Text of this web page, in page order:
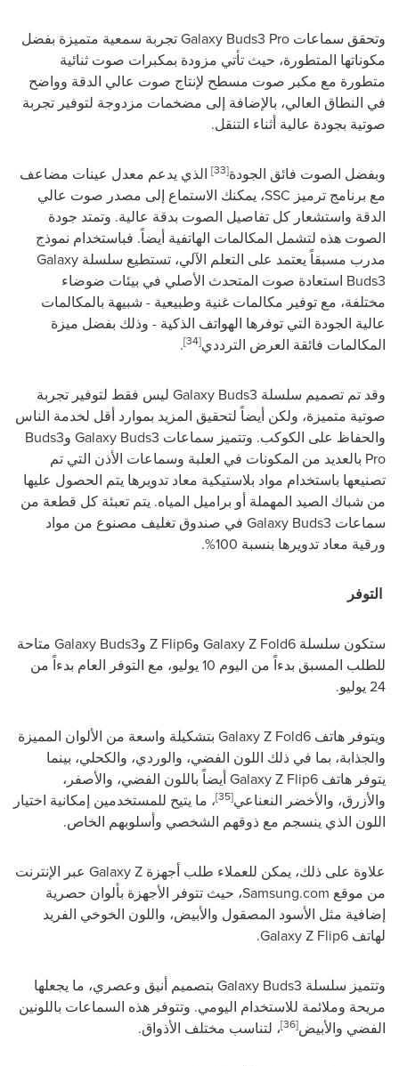
وتحقق سماعات Galaxy Buds3 Proتجربة سمعية متميزة بفضل
مكوناتها المتطورة، حيث تأتي مزودة بمكبرات صوت ثنائية
متطورة مع مكبر صوت مسطح لإنتاج صوت عالي الدقة وواضح
في النطاق العالي، بالإضافة إلى مضخمات مزدوجة لتوفير تجربة
صوتية بجودة عالية أثناء التنقل.
وبفضل الصوت فائق الجودة[33]
الذي يدعم معدل عينات مضاعف
مع برنامج ترميز SSC، يمكنك الاستماع إلى مصدر صوت عالي
الدقة واستشعار كل تفاصيل الصوت بدقة عالية. وتمتد جودة
الصوت هذه لتشمل المكالمات الهاتفية أيضاً. فباستخدام نموذج
مدرب مسبقاً يعتمد على التعلم الآلي، تستطيع سلسلة Galaxy
Buds3 استعادة صوت المتحدث الأصلي في بيئات ضوضاء
مختلفة، مع توفير مكالمات غنية وطبيعية - شبيهة بالمكالمات
عالية الجودة التي توفرها الهواتف الذكية - وذلك بفضل ميزة
المكالمات فائقة العرض الترددي[34]
.
وقد تم تصميم سلسلة Galaxy Buds3 ليس فقط لتوفير تجربة
صوتية متميزة، ولكن أيضاً لتحقيق المزيد بموارد أقل لخدمة الناس
والحفاظ على الكوكب. وتتميز سماعات Galaxy Buds3 وBuds3
Pro بالعديد من المكونات في العلبة وسماعات الأذن التي تم
تصنيعها باستخدام مواد بلاستيكية معاد تدويرها يتم الحصول عليها
من شباك الصيد المهملة أو براميل المياه. يتم تعبئة كل قطعة من
سماعات Galaxy Buds3 في صندوق تغليف مصنوع من مواد
ورقية معاد تدويرها بنسبة 100%.
التوفر
ستكون سلسلة Galaxy Z Fold6 وZ Flip6 وGalaxy Buds3 متاحة
للطلب المسبق بدءاً من اليوم 10 يوليو، مع التوفر العام بدءاً من
24 يوليو.
ويتوفر هاتف Galaxy Z Fold6 بتشكيلة واسعة من الألوان المميزة
والجذابة، بما في ذلك اللون الفضي، والوردي، والكحلي، بينما
يتوفر هاتف Galaxy Z Flip6أيضاً باللون الفضي، والأصفر،
والأزرق، والأخضر النعناعي[35]
، ما يتيح للمستخدمين إمكانية اختيار
اللون الذي ينسجم مع ذوقهم الشخصي وأسلوبهم الخاص.
علاوة على ذلك، يمكن للعملاء طلب أجهزة Galaxy Z عبر الإنترنت
من موقع Samsung.com، حيث تتوفر الأجهزة بألوان حصرية
إضافية مثل الأسود المصقول والأبيض، واللون الخوخي الفريد
لهاتف Galaxy Z Flip6
.
وتتميز سلسلة Galaxy Buds3 بتصميم أنيق وعصري، ما يجعلها
مريحة وملائمة للاستخدام اليومي. وتتوفر هذه السماعات باللونين
الفضي والأبيض[36] ، لتناسب مختلف الأذواق.